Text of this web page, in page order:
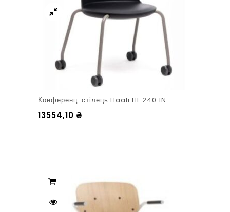
Конференц-стілець Haali HL 240 1N
13554,10 ₴